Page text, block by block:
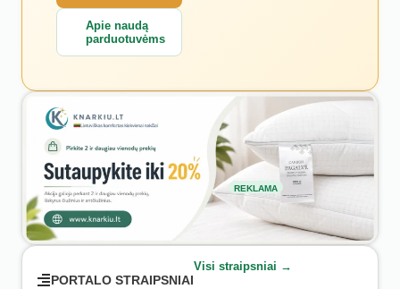
Apie naudą
parduotuvėms
REKLAMA
PORTALO STRAIPSNIAI
Visi straipsniai →